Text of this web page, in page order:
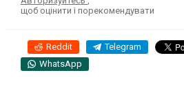
щоб оцінити і порекомендувати
Reddit Telegram
WhatsApp